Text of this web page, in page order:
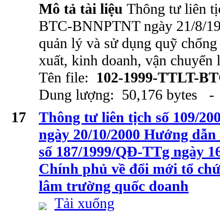
Mô tả tài liệu Thông tư liên
BTC-BNNPTNT ngày 21/8/
quản lý và sử dụng quỹ
xuất, kinh doanh, vận chuyển
Tên file: 102-1999-TTLT-
Dung lượng: 50,176 bytes
17
Thông tư liên tịch số 109/
ngày 20/10/2000 Hướng
số 187/1999/QĐ-TTg ngày
Chính phủ về đổi mới tổ
lâm trường quốc doanh
Tải xuống